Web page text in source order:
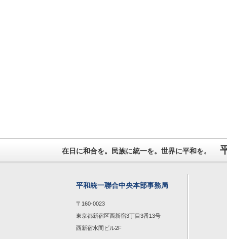
在日に和合を。民族に統一を。世界に平和を。
平和統一聯合中央本部事務局
〒160-0023
東京都新宿区西新宿3丁目3番13号
西新宿水間ビル2F